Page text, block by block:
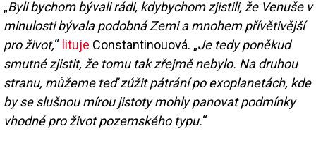
„Byli bychom bývali rádi, kdybychom zjistili, že Venuše v
minulosti bývala podobná Zemi a mnohem přívětivější
pro život,“ lituje Constantinouová. „Je tedy poněkud
smutné zjistit, že tomu tak zřejmě nebylo. Na druhou
stranu, můžeme teď zúžit pátrání po exoplanetách, kde
by se slušnou mírou jistoty mohly panovat podmínky
vhodné pro život pozemského typu.“